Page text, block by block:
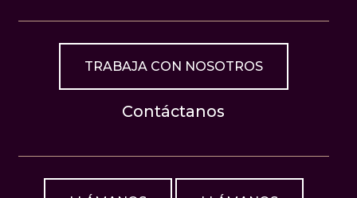
TRABAJA CON NOSOTROS
Contáctanos